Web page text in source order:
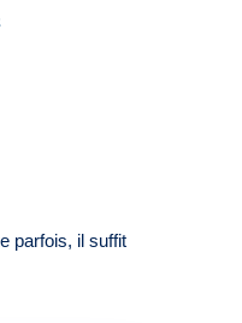
parfois, il suffit